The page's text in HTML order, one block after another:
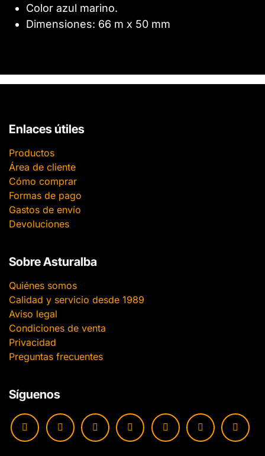
Color azul marino.
Dimensiones: 66 m x 50 mm
Enlaces útiles
Productos
Área de cliente
Cómo comprar
Formas de pago
Gastos de envío
Devoluciones
Sobre Asturalba
Quiénes somos
Calidad y servicio desde 1989
Aviso legal
Condiciones de venta
Privacidad
Preguntas frecuentes
Síguenos